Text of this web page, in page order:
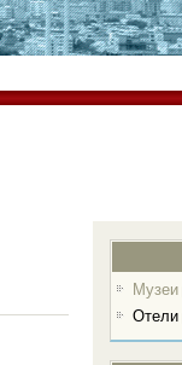
Музеи
Отели